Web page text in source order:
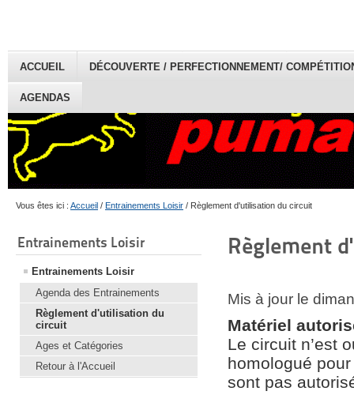
ACCUEIL DÉCOUVERTE / PERFECTIONNEMENT/
AGENDAS
Vous êtes ici : Accueil / Entrainements Loisir / Règlement d'utilisation du circuit
Entrainements Loisir
Entrainements Loisir
Agenda des Entrainements
Règlement d'utilisation du
circuit
Ages et Catégories
Retour à l'Accueil
Règlement
Mis à jour le
Matériel
Le circuit n’est
homologué
sont pas